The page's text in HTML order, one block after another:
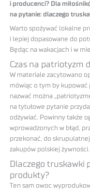
i producenci? Dla
na pytanie: dlaczego
Warto spożywać lokalne
i lepiej dopasowane do
Będąc na wakacjach i w
Czas na patriotyzm
W materiale zacytowano
mówiąc o tym by
nazwać można
na tytułowe pytanie
odżywiać. Powinny także
wprowadzonych w błąd,
przekonać, do
zakupów polskiej
Dlaczego truskawki
produkty?
Ten sam owoc